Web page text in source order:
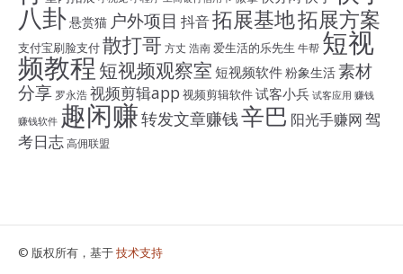
八卦悬赏猫 户外项目 抖音拓展基地拓展方案
支付宝刷脸支付散打哥 方丈 浩南爱生活的乐先生 牛帮 短视
频教程 短视频观察室 短视频软件粉象生活素材
分享 罗永浩视频剪辑app 视频剪辑软件试客小兵 试客应用 赚钱
赚钱软件 趣闲赚转发文章赚钱辛巴 阳光手赚网驾
考日志高佣联盟
© 版权所有，基于技术支持